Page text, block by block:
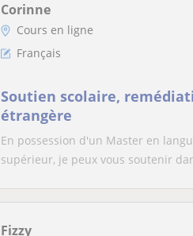
Corinne
Cours en ligne
Français
Soutien scolaire,
étrangère
En possession d'un Master en
supérieur, je peux vous soutenir
Fizzy